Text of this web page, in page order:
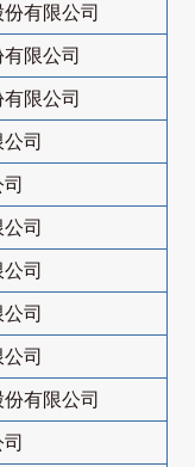
有限公司
限公司
限公司
司
司
司
司
司
有限公司